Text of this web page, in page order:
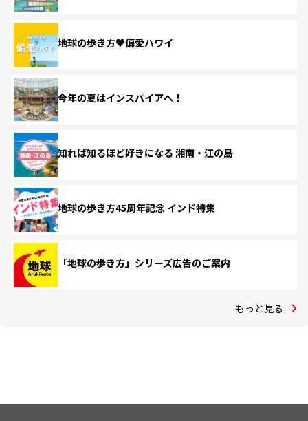
地球の歩き方♥偏愛ハワイ
今年の夏はインスパイアへ！
知れば知るほど好きになる 湘南・江の島
地球の歩き方45周年記念 インド特集
「地球の歩き方」シリーズ広告のご案内
もっと見る